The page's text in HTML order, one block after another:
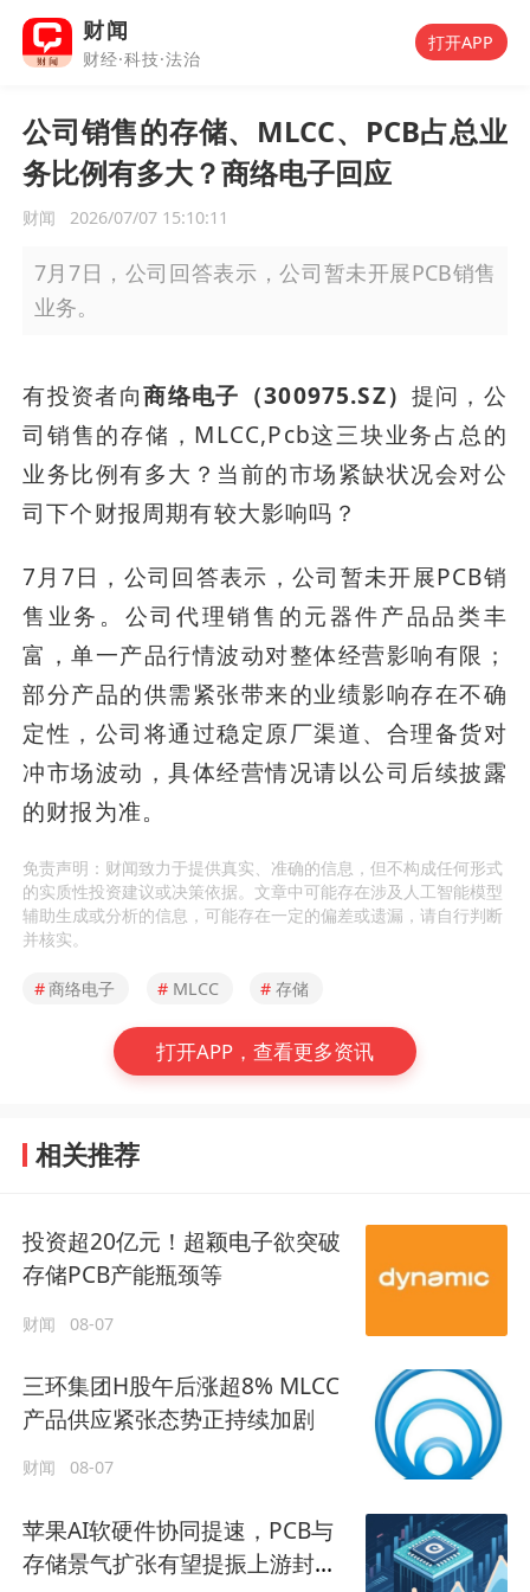
财闻
财经·科技·法治
打开APP
公司销售的存储、MLCC、PCB占总业
务比例有多大？商络电子回应
财闻 2026/07/07 15:10:11
7月7日，公司回答表示，公司暂未开展PCB销售
业务。
有投资者向商络电子（300975.SZ） 提问，公
司销售的存储，MLCC,Pcb这三块业务占总的
业务比例有多大？当前的市场紧缺状况会对公
司下个财报周期有较大影响吗？
7月7日，公司回答表示，公司暂未开展PCB销
售业务。公司代理销售的元器件产品品类丰
富，单一产品行情波动对整体经营影响有限；
部分产品的供需紧张带来的业绩影响存在不确
定性，公司将通过稳定原厂渠道、合理备货对
冲市场波动，具体经营情况请以公司后续披露
的财报为准。
免责声明：财闻致力于提供真实、准确的信息，但不构成任何形式
的实质性投资建议或决策依据。文章中可能存在涉及人工智能模型
辅助生成或分析的信息，可能存在一定的偏差或遗漏，请自行判断
并核实。
#商络电子 # MLCC # 存储
打开APP，查看更多资讯
相关推荐
投资超20亿元！超颖电子欲突破
存储PCB产能瓶颈等
财闻 08-07
三环集团H股午后涨超8% MLCC
产品供应紧张态势正持续加剧
财闻 08-07
苹果AI软硬件协同提速，PCB与
存储景气扩张有望提振上游封装